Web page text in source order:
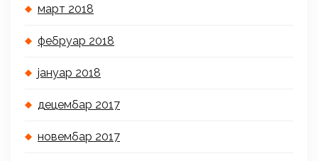
март 2018
фебруар 2018
јануар 2018
децембар 2017
новембар 2017